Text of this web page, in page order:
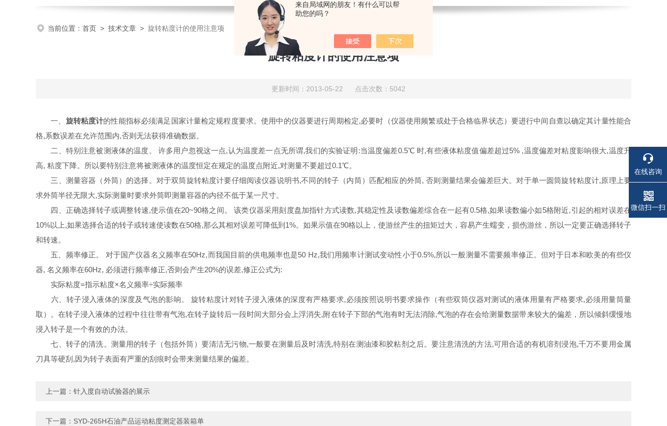
来自局域网的朋友！有什么可以帮
助您的吗？
当前位置： 首页 > 技术文章 > 旋转粘度计的使用注意项
旋转粘度计的使用注意项
更新时间：2013-05-22 点击次数：5042
一、 旋转粘度计的性能指标必须满足国家计量检定规程度要求。使用中的仪器要进行周期检定,必要时（仪器使用频繁或处于合格临界状态）要进行中间自查以确定其计量性能合
格,系数误差在允许范围内,否则无法获得准确数据。
二、特别注意被测液体的温度。 许多用户忽视这一点,认为温度差一点无所谓,我们的实验证明:当温度偏差0.5℃ 时,有些液体粘度值偏差超过5% ,温度偏差对粘度影响很大,温度升
高, 粘度下降。所以要特别注意将被测液体的温度恒定在规定的温度点附近,对测量不要超过0.1℃。
三、测量容器（外筒）的选择。对于双筒旋转粘度计要仔细阅读仪器说明书,不同的转子（内筒）匹配相应的外筒, 否则测量结果会偏差巨大。对于单一圆筒旋转粘度计,原理上要
求外筒半径无限大,实际测量时要求外筒即测量容器的内径不低于某一尺寸。
四、正确选择转子或调整转速,使示值在20~90格之间。 该类仪器采用刻度盘加指针方式读数,其稳定性及读数偏差综合在一起有0.5格,如果读数偏小如5格附近,引起的相对误差在
10%以上,如果选择合适的转子或转速使读数在50格,那么其相对误差可降低到1%。如果示值在90格以上，使游丝产生的扭矩过大，容易产生蠕变，损伤游丝，所以一定要正确选择转子
和转速。
五、频率修正。 对于国产仪器名义频率在50Hz,而我国目前的供电频率也是50 Hz,我们用频率计测试变动性小于0.5%,所以一般测量不需要频率修正。但对于日本和欧美的有些仪
器, 名义频率在60Hz, 必须进行频率修正,否则会产生20%的误差,修正公式为:
实际粘度=指示粘度×名义频率÷实际频率
六、转子浸入液体的深度及气泡的影响。 旋转粘度计对转子浸入液体的深度有严格要求,必须按照说明书要求操作（有些双筒仪器对测试的液体用量有严格要求,必须用量筒量
取）。在转子浸入液体的过程中往往带有气泡,在转子旋转后一段时间大部分会上浮消失,附在转子下部的气泡有时无法消除,气泡的存在会给测量数据带来较大的偏差，所以倾斜缓慢地
浸入转子是一个有效的办法。
七、转子的清洗。测量用的转子（包括外筒）要清洁无污物,一般要在测量后及时清洗,特别在测油漆和胶粘剂之后。要注意清洗的方法,可用合适的有机溶剂浸泡,千万不要用金属
刀具等硬刮,因为转子表面有严重的刮痕时会带来测量结果的偏差。
上一篇： 针入度自动试验器的展示
下一篇： SYD-265H石油产品运动粘度测定器装箱单
在线咨询
电话
电话
微信扫一扫